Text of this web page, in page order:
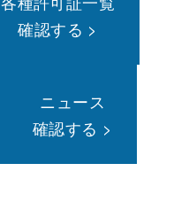
確認する >
ニュース
確認する >